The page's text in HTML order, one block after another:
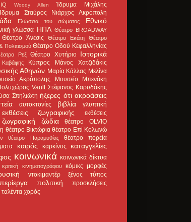
IQ Woody Allen
Ίδρυμα Μιχάλης
Σταύρος Νιάρχος Ακρόπολη
Γλώσσα του σώματος
Εθνικό
γλώσσα ΗΠΑ Θέατρο BROADWAY
Θέατρο Άνεσις Θέατρο Εκάτη
Θέατρο
Πολιτισμού Θέατρο Οδού Κεφαλληνίας
Ρεξ Θέατρο Χυτήριο Ιστορικά
Καβάφης Κύπρος Μάνος Χατζιδάκις
Αθηνών Μαρία Κάλλας Μελίνα
Ακρόπολης
Μουσείο Μπενάκη
Vault Στέφανος Καρυδάκης
Σπηλιώτη ήξερες ότι ακροάσεις
αυτοκτονίες βιβλία
γλυπτική
εκθέσεις ζωγραφικής
εκθέσεις
ζωγραφική ζώδια
θέατρο OLVIO
θέατρο Βικτώρια θέατρο Επί Κολωνώ
θέατρο Παραμυθίας
θέατρο πορεία
καιρός καρκίνος
καταγγελίες
κοινωνικά κοινωνικά δίκτυα
κριτική κινηματογράφου κόμικς μορφές
ντοκιμαντέρ ξένος τύπος
περίεργα πολιτική προσκλήσεις
ταλέντα χορός